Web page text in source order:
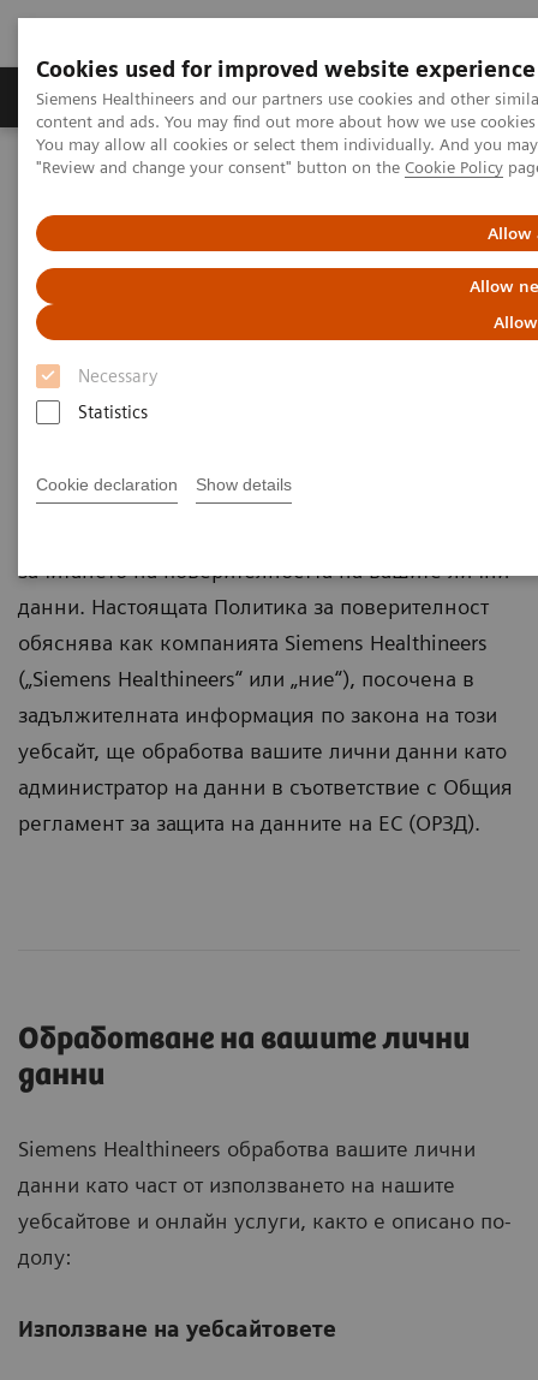
Cookies used for improved website experience
Siemens Healthineers and our partners use cookies and other
content and ads. You may find out more about how we use
You may allow all cookies or select them individually. And you
"Review and change your consent" button on the Cookie Policy
Allow
Allow
Necessary
Statistics
Cookie declaration Show details
Products & Services Clinical Fields
Home Политика за поверителност на Siemens Healthineers
Политика за поверителност
на Siemens Healthineers
Версия: Май 2025 г
зачитането на поверителността на вашите лични
данни. Настоящата Политика за поверителност
обяснява как компанията Siemens Healthineers
(„Siemens Healthineers“ или „ние“), посочена в
задължителната информация по закона на този
уебсайт, ще обработва вашите лични данни като
администратор на данни в съответствие с Общия
регламент за защита на данните на ЕС (ОРЗД).
Обработване на вашите лични
данни
Siemens Healthineers обработва вашите лични
данни като част от използването на нашите
уебсайтове и онлайн услуги, както е описано по-
долу:
Използване на уебсайтовете